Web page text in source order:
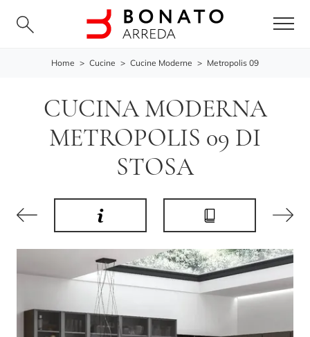
Home > Cucine > Cucine Moderne > Metropolis 09
CUCINA MODERNA
METROPOLIS 09 DI
STOSA